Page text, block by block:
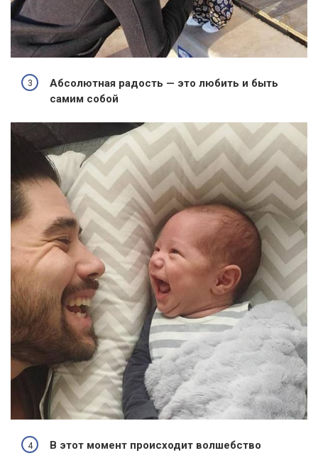
Абсолютная радость — это любить и быть
самим собой
В этот момент происходит волшебство